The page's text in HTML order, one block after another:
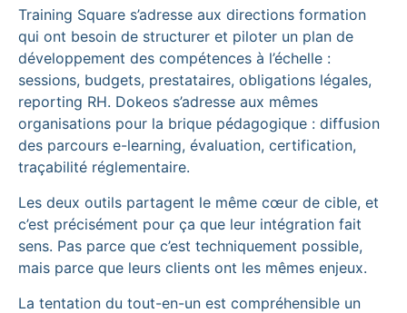
Training Square s’adresse aux directions formation
qui ont besoin de structurer et piloter un plan de
développement des compétences à l’échelle :
sessions, budgets, prestataires, obligations légales,
reporting RH. Dokeos s’adresse aux mêmes
organisations pour la brique pédagogique : diffusion
des parcours e-learning, évaluation, certification,
traçabilité réglementaire.
Les deux outils partagent le même cœur de cible, et
c’est précisément pour ça que leur intégration fait
sens. Pas parce que c’est techniquement possible,
mais parce que leurs clients ont les mêmes enjeux.
La tentation du tout-en-un est compréhensible un